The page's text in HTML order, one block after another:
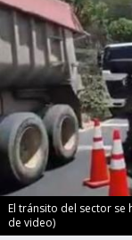
El tránsito del sector se
de video)